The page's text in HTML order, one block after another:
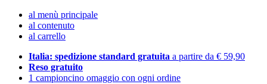
al menù principale
al contenuto
al carrello
Italia: spedizione standard gratuita a partire da € 59,90
Reso gratuito
1 campioncino omaggio con ogni ordine